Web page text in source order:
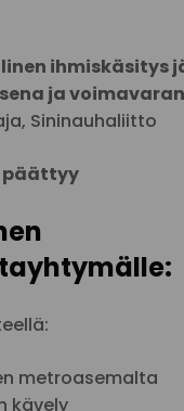
ihmiskäsitys
ja
Sininauhaliitto
päättyy
metroasemalta
kävely